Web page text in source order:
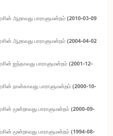
ஆறாவது பாராளுமன்றம் (2010-03-09
ஆறாவது பாராளுமன்றம் (2004-04-02
ஐந்தாவது பாராளுமன்றம் (2001-12-
நான்காவது பாராளுமன்றம் (2000-10-
மூன்றாவது பாராளுமன்றம் (2000-09-
மூன்றாவது பாராளுமன்றம் (1994-08-